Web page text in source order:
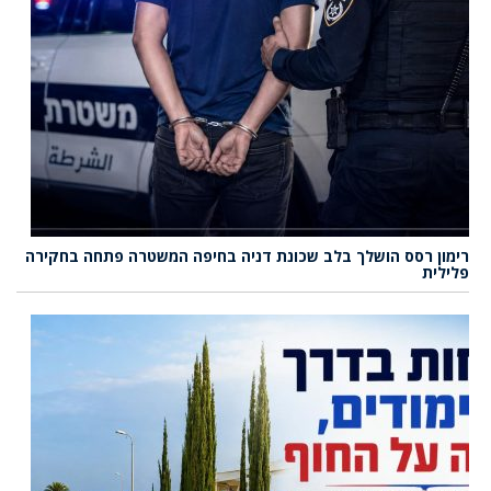
רימון רסס הושלך בלב שכונת דניה בחיפה המשטרה פתחה בחקירה
פלילית